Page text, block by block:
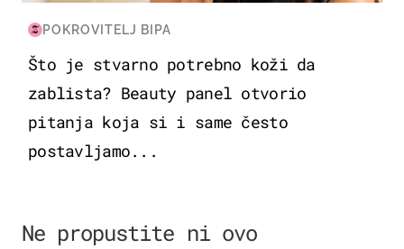
POKROVITELJ BIPA
Što je stvarno potrebno koži da
zablista? Beauty panel otvorio
pitanja koja si i same često
postavljamo...
Ne propustite ni ovo